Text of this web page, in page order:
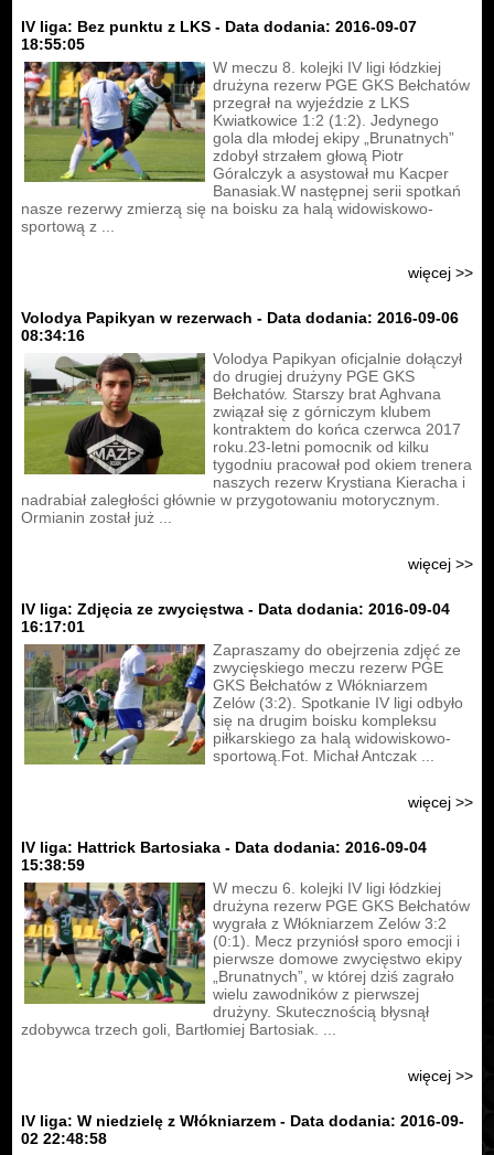
IV liga: Bez punktu z LKS - Data dodania: 2016-09-07
18:55:05
W meczu 8. kolejki IV ligi łódzkiej
drużyna rezerw PGE GKS Bełchatów
przegrał na wyjeździe z LKS
Kwiatkowice 1:2 (1:2). Jedynego
gola dla młodej ekipy „Brunatnych”
zdobył strzałem głową Piotr
Góralczyk a asystował mu Kacper
Banasiak.W następnej serii spotkań
nasze rezerwy zmierzą się na boisku za halą widowiskowo-
sportową z ...
więcej >>
Volodya Papikyan w rezerwach - Data dodania: 2016-09-06
08:34:16
Volodya Papikyan oficjalnie dołączył
do drugiej drużyny PGE GKS
Bełchatów. Starszy brat Aghvana
związał się z górniczym klubem
kontraktem do końca czerwca 2017
roku.23-letni pomocnik od kilku
tygodniu pracował pod okiem trenera
naszych rezerw Krystiana Kieracha i
nadrabiał zaległości głównie w przygotowaniu motorycznym.
Ormianin został już ...
więcej >>
IV liga: Zdjęcia ze zwycięstwa - Data dodania: 2016-09-04
16:17:01
Zapraszamy do obejrzenia zdjęć ze
zwycięskiego meczu rezerw PGE
GKS Bełchatów z Włókniarzem
Zelów (3:2). Spotkanie IV ligi odbyło
się na drugim boisku kompleksu
piłkarskiego za halą widowiskowo-
sportową.Fot. Michał Antczak ...
więcej >>
IV liga: Hattrick Bartosiaka - Data dodania: 2016-09-04
15:38:59
W meczu 6. kolejki IV ligi łódzkiej
drużyna rezerw PGE GKS Bełchatów
wygrała z Włókniarzem Zelów 3:2
(0:1). Mecz przyniósł sporo emocji i
pierwsze domowe zwycięstwo ekipy
„Brunatnych”, w której dziś zagrało
wielu zawodników z pierwszej
drużyny. Skutecznością błysnął
zdobywca trzech goli, Bartłomiej Bartosiak. ...
więcej >>
IV liga: W niedzielę z Włókniarzem - Data dodania: 2016-09-
02 22:48:58